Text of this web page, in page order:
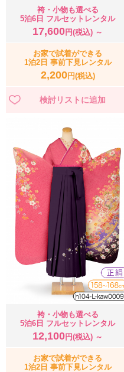
袴・小物も選べる
5泊6日 フルセットレンタル
17,600 円(税込) ～
お家で試着ができる
1泊2日 事前下見レンタル
2,200円(税込)
袴・小物も選べる
5泊6日 フルセットレンタル
12,100 円(税込) ～
お家で試着ができる
1泊2日 事前下見レンタル